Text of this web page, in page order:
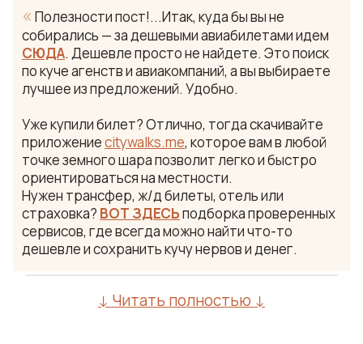
« Полезности пост!...Итак, куда бы вы не
собирались — за дешевыми авиабилетами идем
СЮДА. Дешевле просто не найдете. Это поиск
по куче агенств и авиакомпаний, а вы выбираете
лучшее из предложений. Удобно.
Уже купили билет? Отлично, тогда скачивайте
приложениеcitywalks.me, которое вам в любой
точке земного шара позволит легко и быстро
ориентироваться на местности.
Нужен трансфер, ж/д билеты, отель или
страховка? ВОТ ЗДЕСЬподборка проверенных
сервисов, где всегда можно найти что-то
дешевле и сохранить кучу нервов и денег.
↓ Читать полностью ↓